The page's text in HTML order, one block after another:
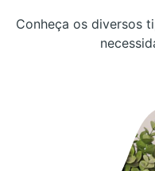
Conheça os diversos